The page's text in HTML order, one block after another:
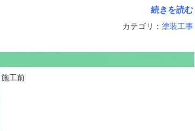
続きを読む
カテゴリ： 塗装工事
施工前